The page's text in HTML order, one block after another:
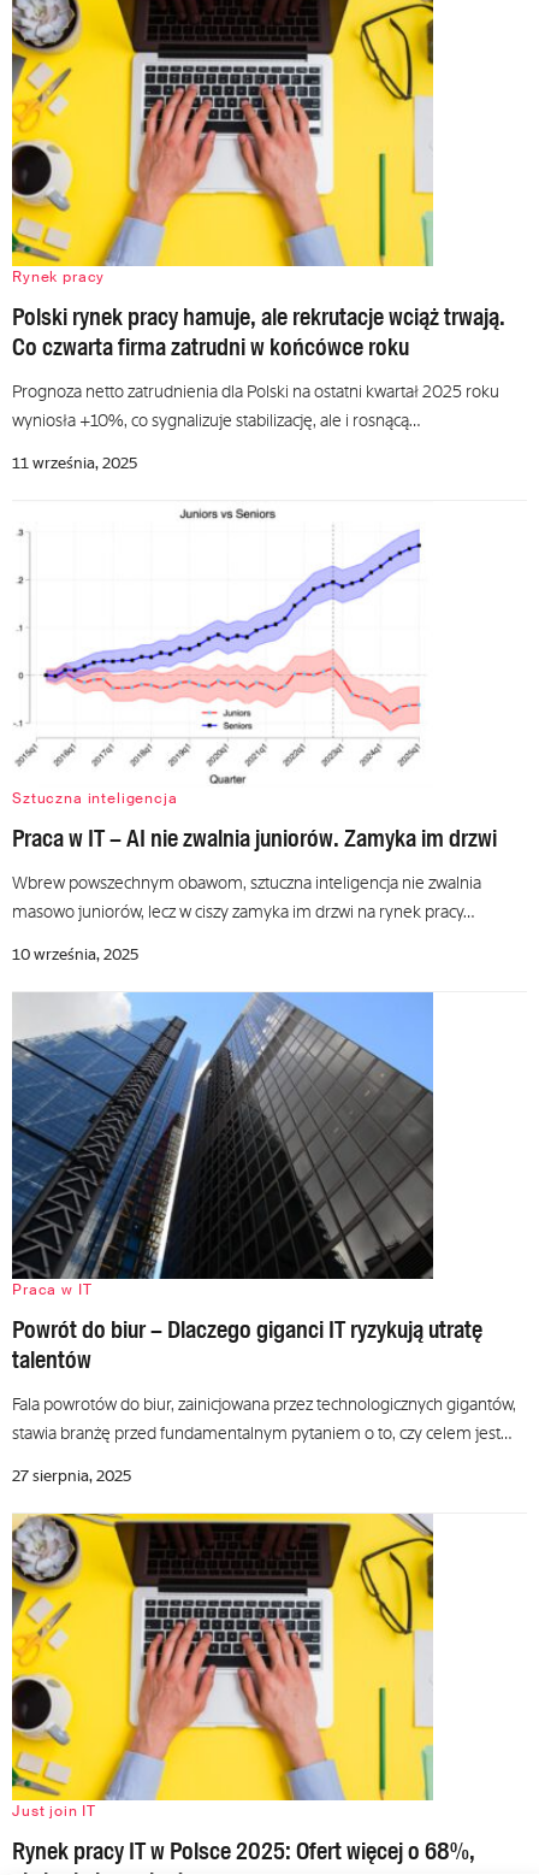
Rynek pracy
Polski rynek pracy hamuje, ale rekrutacje wciąż trwają.
Co czwarta firma zatrudni w końcówce roku
Prognoza netto zatrudnienia dla Polski na ostatni kwartał 2025 roku
wyniosła +10%, co sygnalizuje stabilizację, ale i rosnącą…
11 września, 2025
Sztuczna inteligencja
Praca w IT – AI nie zwalnia juniorów. Zamyka im drzwi
Wbrew powszechnym obawom, sztuczna inteligencja nie zwalnia
masowo juniorów, lecz w ciszy zamyka im drzwi na rynek pracy…
10 września, 2025
Praca w IT
Powrót do biur – Dlaczego giganci IT ryzykują utratę
talentów
Fala powrotów do biur, zainicjowana przez technologicznych gigantów,
stawia branżę przed fundamentalnym pytaniem o to, czy celem jest…
27 sierpnia, 2025
Just join IT
Rynek pracy IT w Polsce 2025: Ofert więcej o 68%,